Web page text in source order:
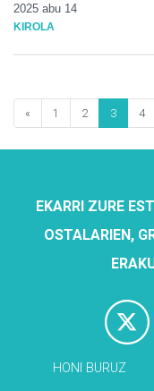
2025 abu 14
KIROLA
« 1 2 3 4
EKARRI ZURE
OSTALARIEN,
HONI BURUZ